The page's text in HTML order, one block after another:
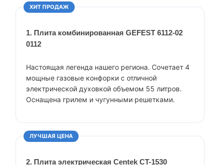
ХИТ ПРОДАЖ
1. Плита комбинированная GEFEST 6112-02
0112
Настоящая легенда нашего региона. Сочетает 4
мощные газовые конфорки с отличной
электрической духовкой объемом 55 литров.
Оснащена грилем и чугунными решетками.
ЛУЧШАЯ ЦЕНА
2. Плита электрическая Centek CT-1530